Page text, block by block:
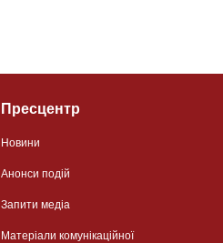
Пресцентр
Новини
Анонси подій
Запити медіа
Матеріали комунікаційної